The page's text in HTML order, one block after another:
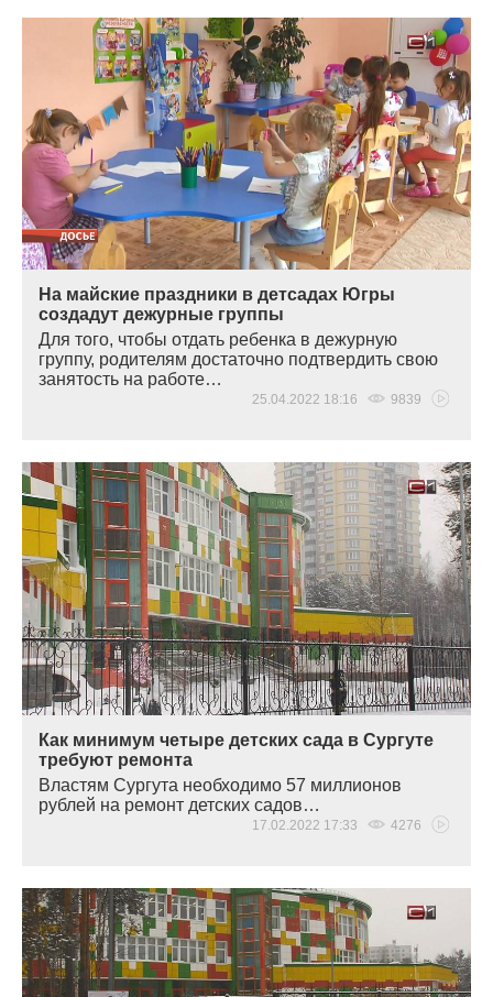
На майские праздники в детсадах Югры
создадут дежурные группы
Для того, чтобы отдать ребенка в дежурную
группу, родителям достаточно подтвердить свою
занятость на работе…
25.04.2022 18:16 9839
Как минимум четыре детских сада в Сургуте
требуют ремонта
Властям Сургута необходимо 57 миллионов
рублей на ремонт детских садов…
17.02.2022 17:33 4276